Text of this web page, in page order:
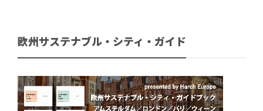
欧州サステナブル・シティ・ガイド